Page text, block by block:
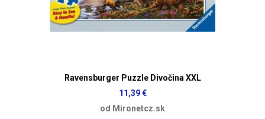
Ravensburger Puzzle Divočina XXL
11,39 €
od Mironetcz.sk